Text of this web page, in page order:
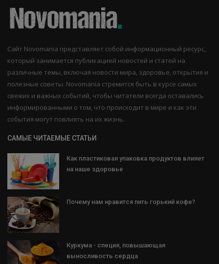
Сайт Novomania представляет собой информационный ресурс,
который занимается публикацией новостей и статей на
различные темы, включая новости мира, здоровье, открытия и
полезные советы. Novomania стремится быть в курсе самых
свежих и важных событий, чтобы читатели всегда оставались
информированными о том, что происходит в мире и как эти
события могут повлиять на их жизнь.
САМЫЕ ЧИТАЕМЫЕ СТАТЬИ
Как пластиковая упаковка продуктов влияет
на наше здоровье
Почему нам нравится пить горький кофе?
Куркума - специя, повышающая
выносливость сердца